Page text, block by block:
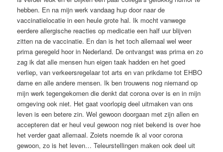
hebben. En na mijn werk vandaag hup door naar de
vaccinatielocatie in een heule grote hal. Ik mocht vanwege
eerdere allergische reacties op medicatie een half uur blijven
zitten na de vaccinatie. En dan is het toch allemaal wel weer
prima geregeld hoor in Nederland. De ontvangst was prima en zo
zag ik dat alle mensen hun eigen taak hadden en het goed
verliep, van verkeersregelaar tot arts en van prikdame tot EHBO
dame en alle andere mensen. Ik ben trouwens nog niemand op
mijn werk tegengekomen die denkt dat corona over is en in mijn
omgeving ook niet. Het gaat voorlopig deel uitmaken van ons
leven is een betere zin. Wel gewoon doorgaan met zijn allen en
accepteren dat er heul veul gewoon nog niet bekend is over hoe
het verder gaat allemaal. Zoiets noemde ik al voor corona
gewoon, zo is het leven… Teleurstellingen maken ook deel uit